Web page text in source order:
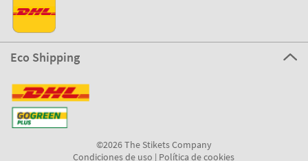
Eco Shipping
©2026 The Stikets Company
Condiciones de uso | Política de cookies